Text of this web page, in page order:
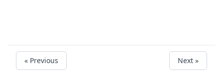
« Previous Next »